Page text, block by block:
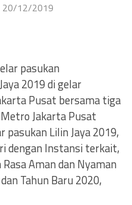
20/12/2019
pasukan
2019 di gelar
Pusat bersama tiga
Jakarta Pusat
pasukan Lilin Jaya 2019,
dengan Instansi terkait,
Aman dan Nyaman
Tahun Baru 2020,